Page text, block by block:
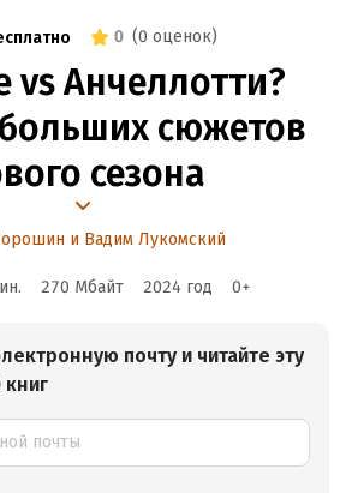
0 (0 оценок)
vs Анчеллотти?
сюжетов
сезона
и Вадим Лукомский
270 Мбайт 2024 год 0+
почту и читайте эту